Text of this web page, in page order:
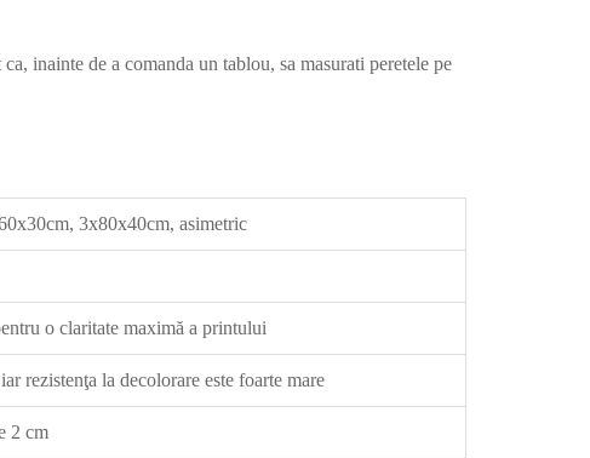
inainte de a comanda un tablou, sa masurati peretele pe
3x80x40cm, asimetric
o claritate maximă a printului
rezistenţa la decolorare este foarte mare
2 cm